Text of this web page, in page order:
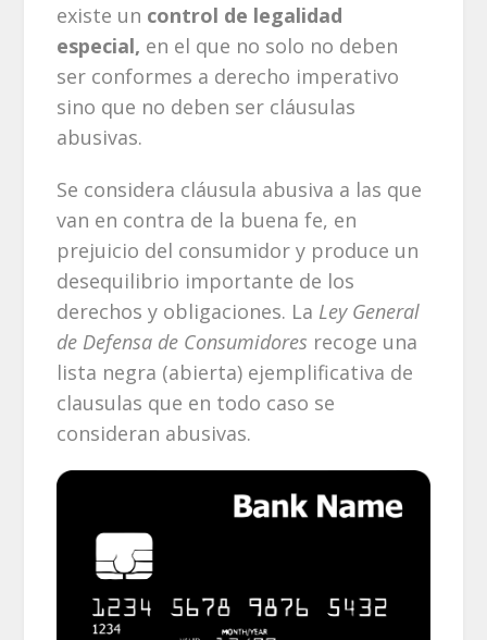
existe un control de legalidad
especial, en el que no solo no deben
ser conformes a derecho imperativo
sino que no deben ser cláusulas
abusivas.
Se considera cláusula abusiva a las que
van en contra de la buena fe, en
prejuicio del consumidor y produce un
desequilibrio importante de los
derechos y obligaciones. La Ley General
de Defensa de Consumidores recoge una
lista negra (abierta) ejemplificativa de
clausulas que en todo caso se
consideran abusivas.